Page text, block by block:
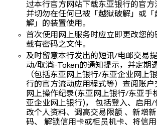
过本行官方网站下载东亚银行的官方
并切勿在任何已被「越狱破解」或「
解」的装置使用。
首次使用网上服务时应立即更改您
载有密码之文件。
及时留意本行发出的短讯/电邮交易
动/取消i-Token的通知提示，并定期
（包括东亚网上银行/东亚企业网上
行的官方流动应用程式等）查阅账
网上操作纪录(东亚网上银行/东亚手
亚企业网上银行)， 包括登入、启用/
改个人资料、调高交易限额 、新增
码、 解锁信用卡或柜员机卡、将信